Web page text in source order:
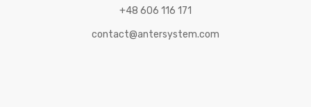
+48 606 116 171
contact@antersystem.com